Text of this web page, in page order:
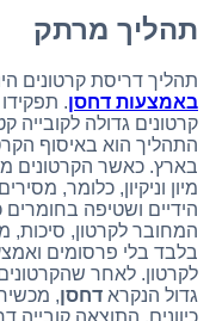
תהליך מרתק
תהליך דריסת קרטונים
באמצעות דחסן.
קרטונים גדולה
התהליך הוא באיסוף
בארץ. כאשר הקרטונים
מיון וניקיון, כלומר,
הידיים ושטיפה בחומרים
המחובר לקרטון, סיכות,
בלבד בלי פרסומים
לקרטון. לאחר
גדול הנקרא דחסן,